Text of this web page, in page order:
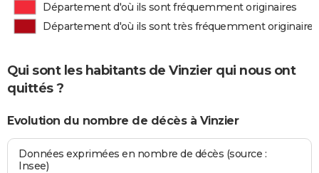
Département d'où ils sont fréquemment originaires
Département d'où ils sont très fréquemment originaires
Qui sont les habitants de Vinzier qui nous ont
quittés ?
Evolution du nombre de décès à Vinzier
Données exprimées en nombre de décès (source :
Insee)